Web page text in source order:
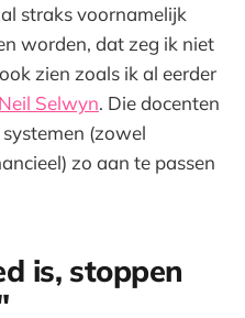
straks voornamelijk
worden, dat zeg ik niet
zien zoals ik al eerder
Selwyn. Die docenten
(zowel
zo aan te passen
is, stoppen